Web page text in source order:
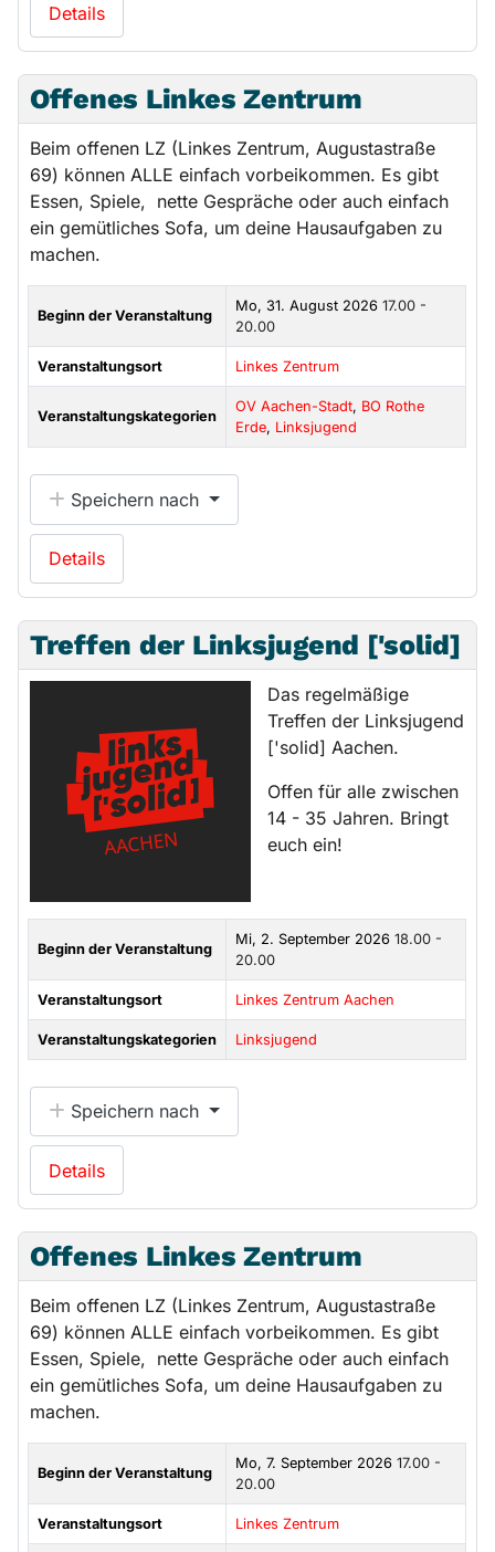
Details
Offenes Linkes Zentrum
Beim offenen LZ (Linkes Zentrum, Augustastraße
69) können ALLE einfach vorbeikommen. Es gibt
Essen, Spiele, nette Gespräche oder auch einfach
ein gemütliches Sofa, um deine Hausaufgaben zu
machen.
Beginn der Veranstaltung
Mo, 31. August 202617.00 -
20.00
Veranstaltungsort Linkes Zentrum
Veranstaltungskategorien
OV Aachen-Stadt, BO Rothe
Erde, Linksjugend
Speichern nach
Details
Treffen der Linksjugend ['solid]
Das regelmäßige
Treffen der Linksjugend
['solid] Aachen.
Offen für alle zwischen
14 - 35 Jahren. Bringt
euch ein!
Beginn der Veranstaltung
Mi, 2. September 202618.00 -
20.00
Veranstaltungsort Linkes Zentrum Aachen
Veranstaltungskategorien Linksjugend
Speichern nach
Details
Offenes Linkes Zentrum
Beim offenen LZ (Linkes Zentrum, Augustastraße
69) können ALLE einfach vorbeikommen. Es gibt
Essen, Spiele, nette Gespräche oder auch einfach
ein gemütliches Sofa, um deine Hausaufgaben zu
machen.
Beginn der Veranstaltung
Mo, 7. September 202617.00 -
20.00
Veranstaltungsort Linkes Zentrum